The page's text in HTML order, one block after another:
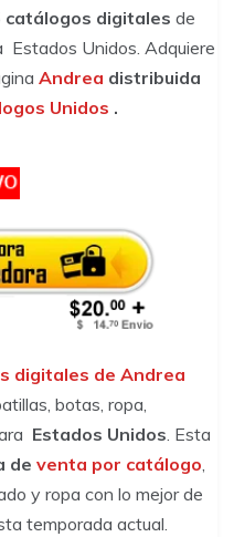
catálogos digitales de
Estados Unidos. Adquiere
Andrea distribuida
Unidos .
digitales de Andrea
botas, ropa,
Estados Unidos . Esta
de venta por catálogo
y ropa con lo mejor de
temporada actual.